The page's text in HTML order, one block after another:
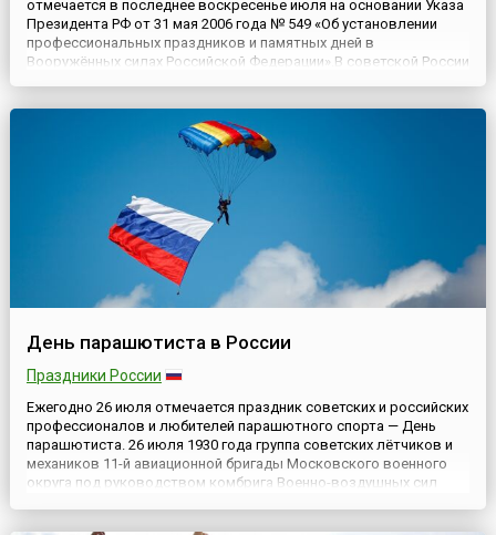
отмечается в последнее воскресенье июля на основании Указа
Президента РФ от 31 мая 2006 года № 549 «Об установлении
профессиональных праздников и памятных дней в
Вооружённых силах Российской Федерации».В советской России
от 22 июня 1939 года, со...
День парашютиста в России
Праздники России
Ежегодно 26 июля отмечается праздник советских и российских
профессионалов и любителей парашютного спорта — День
парашютиста. 26 июля 1930 года группа советских лётчиков и
механиков 11-й авиационной бригады Московского военного
округа под руководством комбрига Военно-воздушных сил